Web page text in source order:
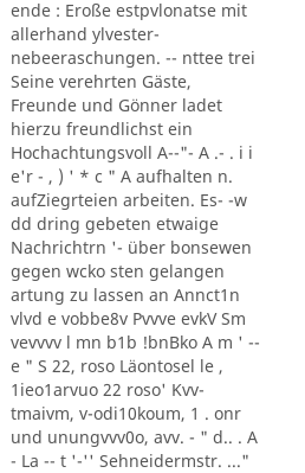
ende : Eroße estpvlonatse mit
allerhand ylvester-
nebeeraschungen. -- nttee trei
Seine verehrten Gäste,
Freunde und Gönner ladet
hierzu freundlichst ein
Hochachtungsvoll A--"- A .- . i i
e'r - , ) ' * c " A aufhalten n.
aufZiegrteien arbeiten. Es- -w
dd dring gebeten etwaige
Nachrichtrn '- über bonsewen
gegen wcko sten gelangen
artung zu lassen an Annct1n
vlvd e vobbe8v Pvvve evkV Sm
vevvvv l mn b1b !bnBko A m ' --
e " S 22, roso Läontosel le ,
1ieo1arvuo 22 roso' Kvv-
tmaivm, v-odi10koum, 1 . onr
und unungvvv0o, avv. - " d.. . A
- La -- t '-'' Sehneidermstr. ..."